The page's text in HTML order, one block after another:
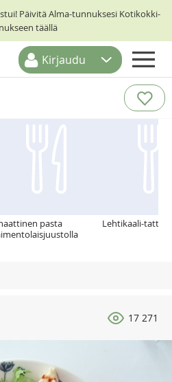
Päivitä Alma-tunnuksesi Kotikokki-
täällä
Kirjaudu
pasta
Lehtikaali-
17 271